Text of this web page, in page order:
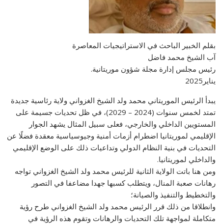
بقلم الخبير الباحث في الاستراتيجيات المعاصرة
آب الشيخ محمد فاضل
رئيس مجلس إدارة مجلة شؤون موريتانية.
يناير2025
يبدأ الرئيس الموريتاني محمد ولد الشيخ الغزواني ولاية رئاسية جديدة
تمتد لخمس سنوات (2024 – 2029)، في ظل تحديات جسيمة على
المستويين الداخلي والخارجي، فعلى سبيل المثال يشهد الجوار
الإقليمي لموريتانيا اضطرام أزمات أمنية وجيوسياسية معقدة فضلًا عن
التحديات في بنية النظام الدولي وتداعيات ذلك على الوضع الإقليمي
والداخلي لموريتانيا.
ومن هنا باتت الولاية الثانية للرئيس محمد ولد الشيخ الغزواني تواجه
رهانات صعبة المنال، ويتطلب كسبها جهدا مضاعفا في التصور
والتخطيط والتنفيذ والصيانة؛
وانطلاقا من ذلك قرر الرئيس محمد ولد الشيخ الغزواني طرح رؤية
متكاملة لمواجهة تلك التحديات والرهانات وتقوم هذه الرؤية في